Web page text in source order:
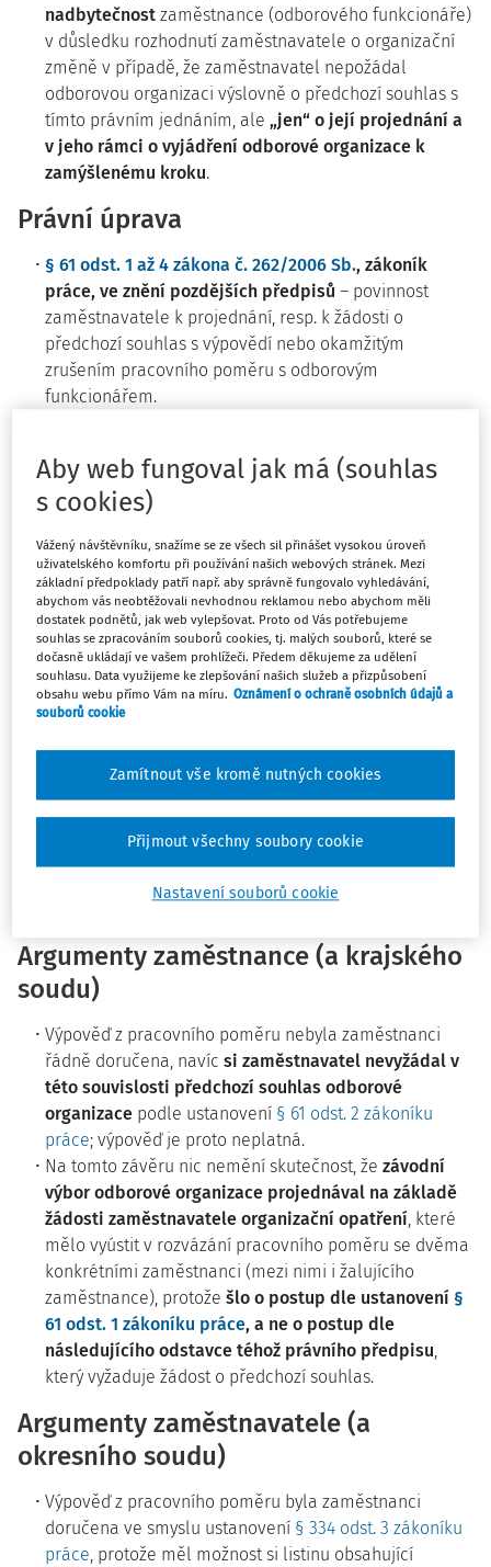
nadbytečnost zaměstnance (odborového funkcionáře)
v důsledku rozhodnutí zaměstnavatele o organizační
změně v případě, že zaměstnavatel nepožádal
odborovou organizaci výslovně o předchozí souhlas s
tímto právním jednáním, ale „jen“ o její projednání a
v jeho rámci o vyjádření odborové organizace k
zamýšlenému kroku.
Právní úprava
§ 61 odst. 1 až 4 zákona č. 262/2006 Sb., zákoník
práce, ve znění pozdějších předpisů – povinnost
zaměstnavatele k projednání, resp. k žádosti o
předchozí souhlas s výpovědí nebo okamžitým
zrušením pracovního poměru s odborovým
funkcionářem.
právních jednání.
Skutkový stav (popis případu)
Zaměstnavatel doručil zaměstnancivýpověď z
pracovního poměru z důvodu jeho nadbytečnosti
důsledku rozhodnutí zaměstnavatele o organizační
změně (zrušení pracovního místa); ačkoliv v době
doručení výpovědi byl zaměstnanecčlenem závodního
výborujako statutárního orgánu odborové organizace
odborovým funkcionářem), zaměstnavatel požádal
zmíněné zástupce zaměstnanců tolikoo projednání
organizačního opatření, jehož důsledkem mělo být
„propuštění dvou konkrétních zaměstnanců“, nikoliv
o předchozí souhlas
s výpovědí z pracovního poměru.
Zaměstnanec se žalobou domáhal u soudu
Argumenty zaměstnance (a krajského
soudu)
Výpověď z pracovního poměru nebyla zaměstnanci
řádně doručena, navíc si zaměstnavatel nevyžádal v
této souvislosti předchozí souhlas odborové
organizace podle ustanovení § 61 odst. 2 zákoníku
práce; výpověď je proto neplatná.
Na tomto závěru nic nemění skutečnost, že závodní
výbor odborové organizace projednával na základě
žádosti zaměstnavatele organizační opatření, které
mělo vyústit v rozvázání pracovního poměru se dvěma
konkrétními zaměstnanci (mezi nimi i žalujícího
zaměstnance), protože šlo o postup dle ustanovení §
61 odst. 1 zákoníku práce, a ne o postup dle
následujícího odstavce téhož právního předpisu,
který vyžaduje žádost o předchozí souhlas.
Argumenty zaměstnavatele (a
okresního soudu)
Výpověď z pracovního poměru byla zaměstnanci
doručena ve smyslu ustanovení § 334 odst. 3 zákoníku
práce, protože měl možnost si listinu obsahující
Aby web fungoval jak má (souhlas
s cookies)
Vážený návštěvníku, snažíme se ze všech sil přinášet vysokou úroveň
uživatelského komfortu při používání našich webových stránek. Mezi
základní předpoklady patří např. aby správně fungovalo vyhledávání,
abychom vás neobtěžovali nevhodnou reklamou nebo abychom měli
dostatek podnětů, jak web vylepšovat. Proto od Vás potřebujeme
souhlas se zpracováním souborů cookies, tj. malých souborů, které se
dočasně ukládají ve vašem prohlížeči. Předem děkujeme za udělení
souhlasu. Data využijeme ke zlepšování našich služeb a přizpůsobení
obsahu webu přímo Vám na míru. Oznámení o ochraně osobních údajů a
souborů cookie
Nastavení souborů cookie
Zamítnout vše kromě nutných cookies
Přijmout všechny soubory cookie